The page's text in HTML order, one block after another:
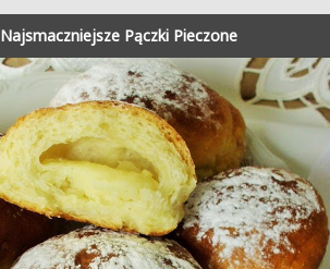
Najsmaczniejsze Pączki Pieczone